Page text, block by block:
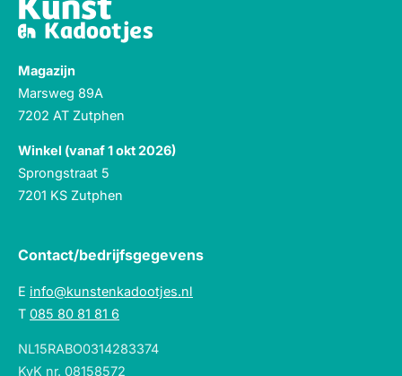
Magazijn
Marsweg 89A
7202 AT Zutphen
Winkel (vanaf 1 okt 2026)
Sprongstraat 5
7201 KS Zutphen
Contact/bedrijfsgegevens
E info@kunstenkadootjes.nl
T 085 80 81 81 6
NL15RABO0314283374
KvK nr. 08158572